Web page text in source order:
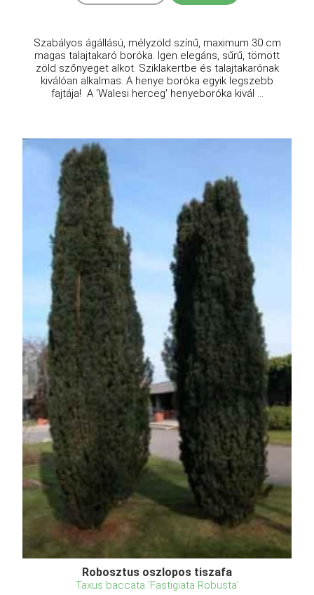
Szabályos ágállású, mélyzöld színű, maximum 30 cm
magas talajtakaró boróka. Igen elegáns, sűrű, tömött
zöld szőnyeget alkot. Sziklakertbe és talajtakarónak
kiválóan alkalmas. A henye boróka egyik legszebb
fajtája! A 'Walesi herceg' henyeboróka kivál ...
Robosztus oszlopos tiszafa
Taxus baccata 'Fastigiata Robusta'